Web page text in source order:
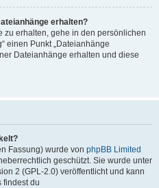
erhalten?
erhalten, gehe in den persönlichen
einen Punkt „Dateianhänge
Dateianhänge erhalten und diese
Fassung) wurde von phpBB Limited
geschützt. Sie wurde unter
2 (GPL-2.0) veröffentlicht und kann
findest du